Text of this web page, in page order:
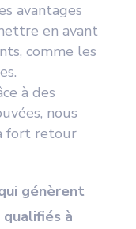
avantages
en avant
comme les
à des
nous
fort retour
génèrent
à